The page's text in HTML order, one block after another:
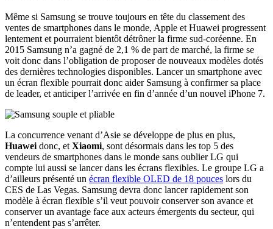
Même si Samsung se trouve toujours en tête du classement des
ventes de smartphones dans le monde, Apple et Huawei progressent
lentement et pourraient bientôt détrôner la firme sud-coréenne. En
2015 Samsung n’a gagné de 2,1 % de part de marché, la firme se
voit donc dans l’obligation de proposer de nouveaux modèles dotés
des dernières technologies disponibles. Lancer un smartphone avec
un écran flexible pourrait donc aider Samsung à confirmer sa place
de leader, et anticiper l’arrivée en fin d’année d’un nouvel iPhone 7.
La concurrence venant d’Asie se développe de plus en plus,
Huaweidonc, etXiaomi, sont désormais dans les top 5 des
vendeurs de smartphones dans le monde sans oublier LG qui
compte lui aussi se lancer dans les écrans flexibles. Le groupe LG a
d’ailleurs présenté un écran flexible OLED de 18 pouces lors du
CES de Las Vegas. Samsung devra donc lancer rapidement son
modèle à écran flexible s’il veut pouvoir conserver son avance et
conserver un avantage face aux acteurs émergents du secteur, qui
n’entendent pas s’arrêter.